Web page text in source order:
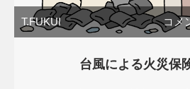
T.FUKUI コメ
台風による火災保